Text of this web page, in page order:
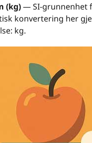
(kg)— SI-grunnenhet
konvertering her
kg.